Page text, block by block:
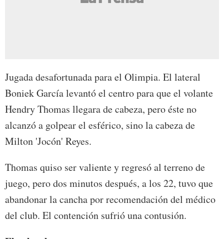
Jugada desafortunada para el Olimpia. El lateral
Boniek García levantó el centro para que el volante
Hendry Thomas llegara de cabeza, pero éste no
alcanzó a golpear el esférico, sino la cabeza de
Milton 'Jocón' Reyes.
Thomas quiso ser valiente y regresó al terreno de
juego, pero dos minutos después, a los 22, tuvo que
abandonar la cancha por recomendación del médico
del club. El contención sufrió una contusión.